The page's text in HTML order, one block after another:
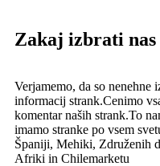
Zakaj izbrati nas
Verjamemo, da so nenehne
informacij strank.Cenimo
komentar naših strank.To
imamo stranke po vsem
Španiji, Mehiki, Združenih
Afriki in Chilemarketu